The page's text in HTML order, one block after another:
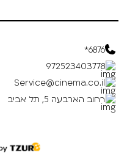
6876*
972523403778
Service@cinema.co.il
רחוב הארבעה 5, תל אביב